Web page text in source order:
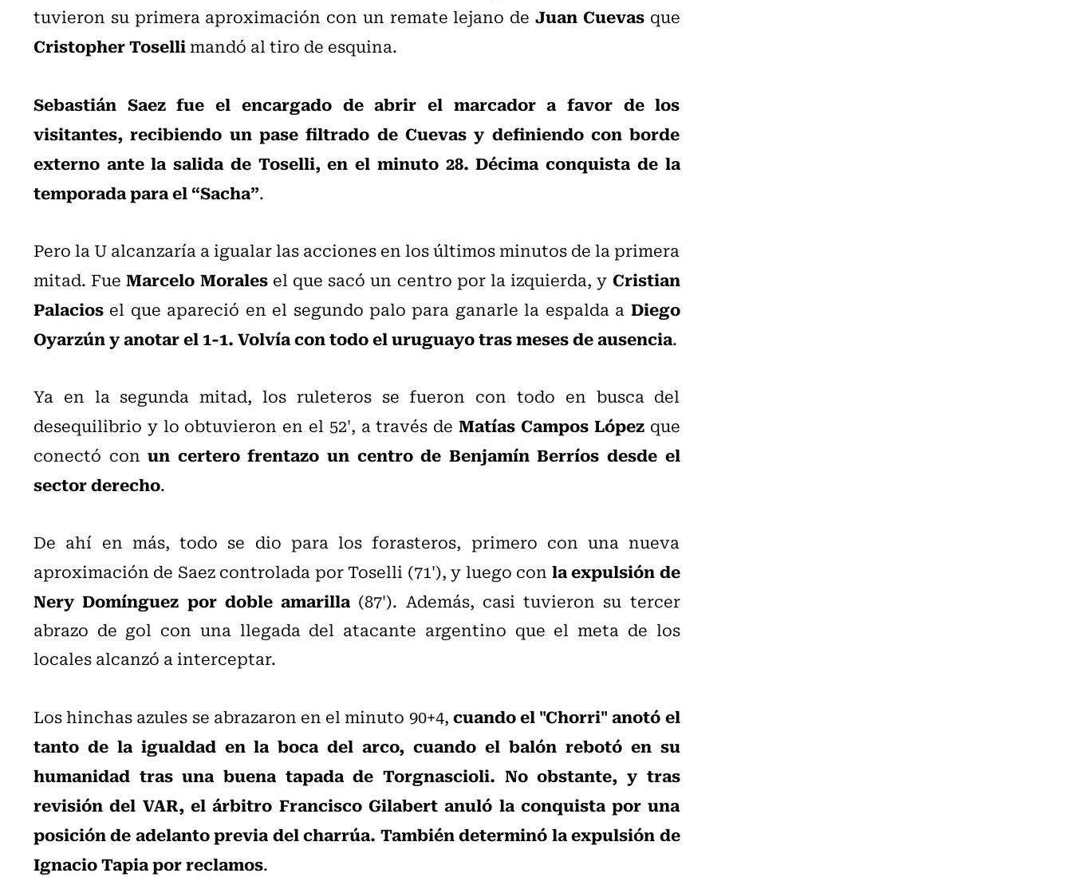
tuvieron su primera aproximación con un remate lejano de Juan Cuevasque
Cristopher Tosellimandó al tiro de esquina.
Sebastián Saez fue el encargado de abrir el marcador a favor de los
visitantes, recibiendo un pase filtrado de Cuevas y definiendo con borde
externo ante la salida de Toselli, en el minuto 28. Décima conquista de la
temporada para el “Sacha”.
Pero la U alcanzaría a igualar las acciones en los últimos minutos de la primera
mitad. FueMarcelo Moralesel que sacó un centro por la izquierda, y Cristian
Palacios el que apareció en el segundo palo para ganarle la espalda a Diego
Oyarzún y anotar el 1-1. Volvía con todo el uruguayo tras meses de ausencia.
Ya en la segunda mitad, los ruleteros se fueron con todo en busca del
desequilibrio y lo obtuvieron en el 52', a través deMatías Campos López que
conectó conun certero frentazo un centro de Benjamín Berríos desde el
sector derecho.
De ahí en más, todo se dio para los forasteros, primero con una nueva
aproximación de Saez controlada por Toselli (71'), y luego con la expulsión de
Nery Domínguez por doble amarilla (87'). Además, casi tuvieron su tercer
abrazo de gol con una llegada del atacante argentino que el meta de los
locales alcanzó a interceptar.
Los hinchas azules se abrazaron en el minuto 90+4,cuando el "Chorri" anotó el
tanto de la igualdad en la boca del arco, cuando el balón rebotó en su
humanidad tras una buena tapada de Torgnascioli. No obstante, y tras
revisión del VAR, el árbitro Francisco Gilabert anuló la conquista por una
posición de adelanto previa del charrúa. También determinó la expulsión de
Ignacio Tapia por reclamos.